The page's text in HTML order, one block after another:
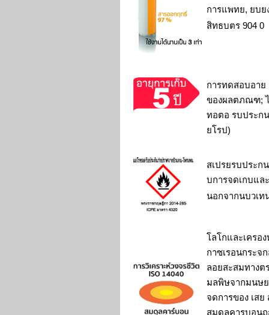
การแพทย, ยบย
สิทธบตร 904 0
การทดสอบอา
ของผลตภณฑ; ไ
ทอตอ รบประก
ยโรป)
สเปรยรบประก
บการจดเกบแล
นอกจากนบวเท
โลโกและเครอ
กาซเรอนกระจ
ลอยสะสมทางต
มลพิษจากมนษย
จดการของ เส
สมดลคารบอน